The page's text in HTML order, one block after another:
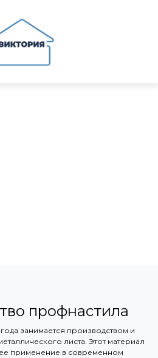
профнастила
занимается производством и
листа. Этот материал
применение в современном